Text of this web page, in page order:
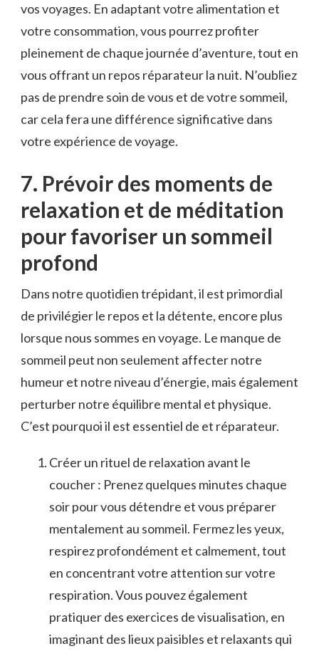
vos voyages. ‍En adaptant ⁣votre alimentation⁢ et
votre⁤ consommation, ​vous pourrez profiter
pleinement de ‌chaque‌ journée d’aventure, ⁢tout en
vous ‌offrant ‌un repos réparateur la nuit. N’oubliez
pas de prendre ⁢soin de vous et de votre sommeil,
car⁣ cela fera une différence significative dans
votre ⁢expérience de voyage.
7. Prévoir des moments de
relaxation et de méditation
pour favoriser un sommeil
profond
Dans notre quotidien⁢ trépidant, il ⁢est primordial
de privilégier le repos ⁤et la ⁢détente, encore plus
lorsque nous sommes en voyage. Le manque de
sommeil peut​ non seulement affecter notre
humeur et ⁤notre niveau d’énergie, mais également
perturber notre équilibre mental et physique.
C’est pourquoi il est essentiel de et réparateur.
Créer un rituel de relaxation avant le
coucher : Prenez quelques minutes chaque
soir pour vous détendre et vous ‍préparer
mentalement au sommeil. Fermez les yeux,
respirez profondément et calmement, ⁢tout
en concentrant votre attention sur‍ votre
respiration. Vous pouvez également
pratiquer des exercices de visualisation, en
imaginant des⁣ lieux paisibles et relaxants qui